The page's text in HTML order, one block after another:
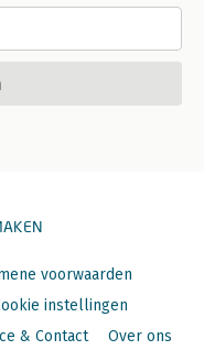
voorwaarden
instellingen
& Contact Over ons